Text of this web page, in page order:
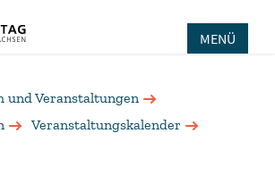
MENÜ
und Veranstaltungen
Veranstaltungskalender